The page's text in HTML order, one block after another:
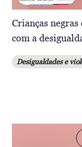
Crianças
com a
Desigualdades e